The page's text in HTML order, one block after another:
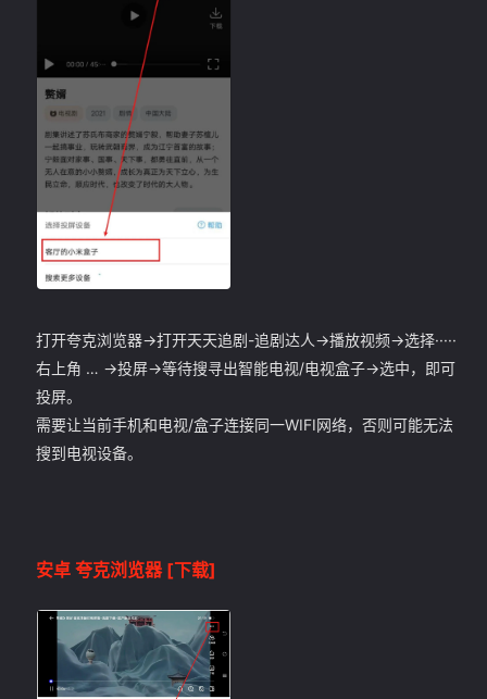
打开夸克浏览器->打开天天追剧-追剧达人->播放视频->选择·····
右上角 … ->投屏->等待搜寻出智能电视/电视盒子->选中，即可
投屏。
需要让当前手机和电视/盒子连接同一WIFI网络，否则可能无法
搜到电视设备。
安卓 夸克浏览器 [下载]